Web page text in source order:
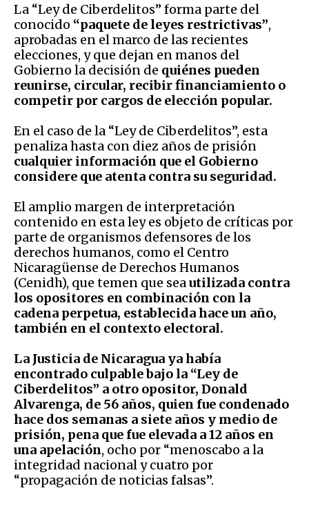
La “Ley de Ciberdelitos” forma parte del
conocido “paquete de leyes restrictivas”,
aprobadas en el marco de las recientes
elecciones, y que dejan en manos del
Gobierno la decisión de quiénes pueden
reunirse, circular, recibir financiamiento o
competir por cargos de elección popular.
En el caso de la “Ley de Ciberdelitos”, esta
penaliza hasta con diez años de prisión
cualquier información que el Gobierno
considere que atenta contra su seguridad.
El amplio margen de interpretación
contenido en esta ley es objeto de críticas por
parte de organismos defensores de los
derechos humanos, como el Centro
Nicaragüense de Derechos Humanos
(Cenidh), que temen que seautilizada contra
los opositores en combinación con la
cadena perpetua, establecida hace un año,
también en el contexto electoral.
La Justicia de Nicaragua ya había
encontrado culpable bajo la “Ley de
Ciberdelitos” a otro opositor, Donald
Alvarenga, de 56 años, quien fue condenado
hace dos semanas a siete años y medio de
prisión, pena que fue elevada a 12 años en
una apelación, ocho por “menoscabo a la
integridad nacional y cuatro por
“propagación de noticias falsas”.